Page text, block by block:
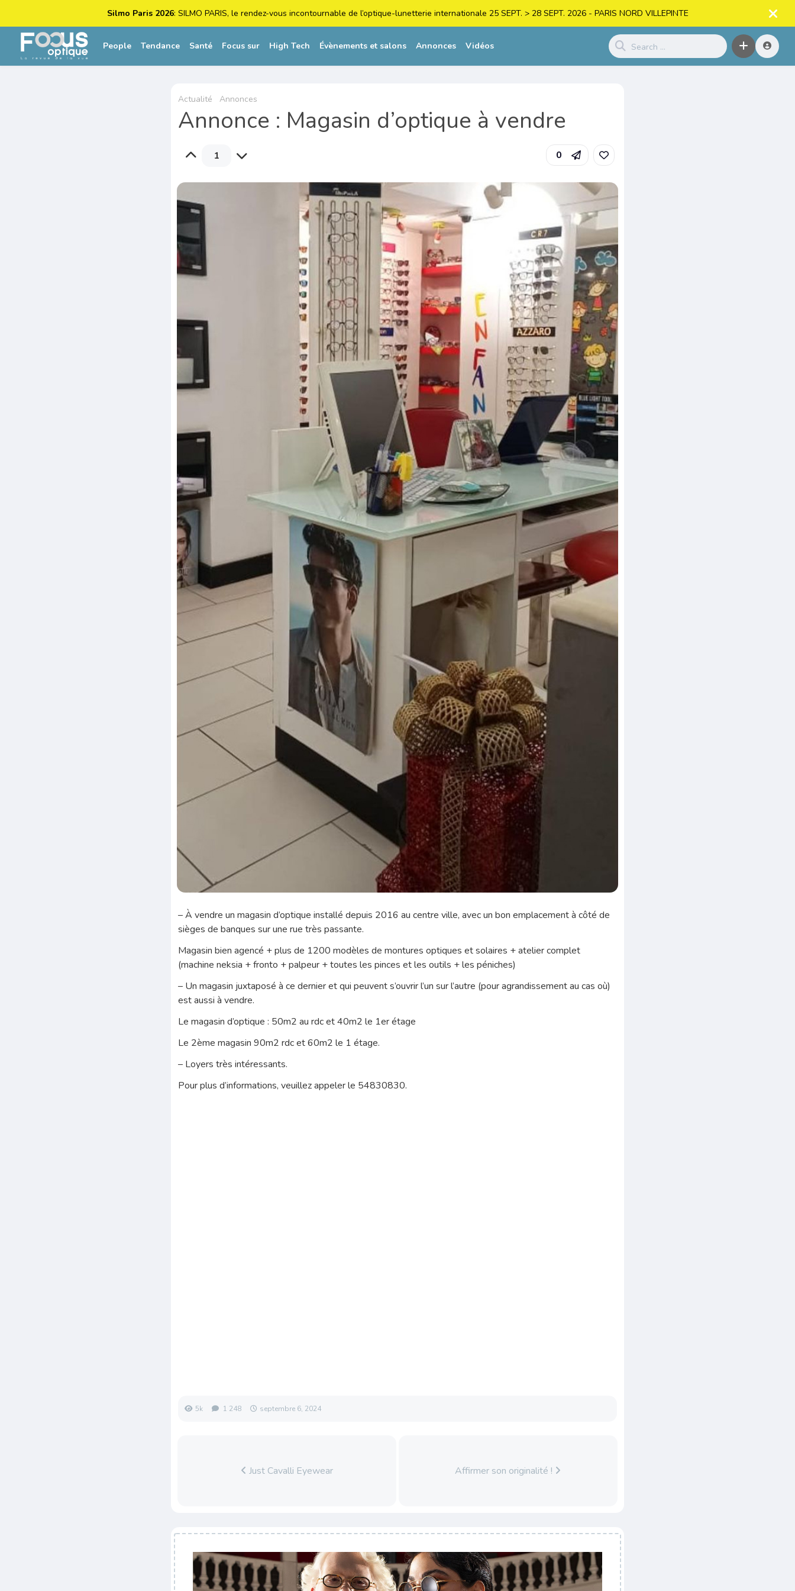
Silmo Paris 2026: SILMO PARIS, le rendez-vous incontournable de l’optique-lunetterie internationale 25 SEPT. > 28 SEPT. 2026 - PARIS NORD VILLEPINTE
People Tendance Santé Focus sur High Tech Évènements et salons Annonces Vidéos
Actualité Annonces
Annonce : Magasin d’optique à vendre
1 0
– À vendre un magasin d’optique installé depuis 2016 au centre ville, avec un bon emplacement à côté de
sièges de banques sur une rue très passante.
Magasin bien agencé + plus de 1200 modèles de montures optiques et solaires + atelier complet
(machine neksia + fronto + palpeur + toutes les pinces et les outils + les péniches)
– Un magasin juxtaposé à ce dernier et qui peuvent s’ouvrir l’un sur l’autre (pour agrandissement au cas où)
est aussi à vendre.
Le magasin d’optique : 50m2 au rdc et 40m2 le 1er étage
Le 2ème magasin 90m2 rdc et 60m2 le 1 étage.
– Loyers très intéressants.
Pour plus d’informations, veuillez appeler le 54830830.
5k 1 248 septembre 6, 2024
Just Cavalli Eyewear Affirmer son originalité !